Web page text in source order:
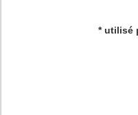
* utilisé